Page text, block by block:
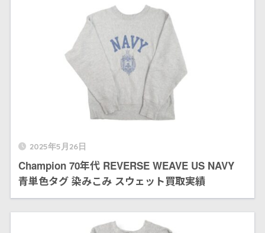
2025年5月26日
Champion 70年代 REVERSE WEAVE US NAVY
青単色タグ 染みこみ スウェット買取実績